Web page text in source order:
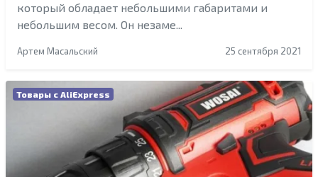
который обладает небольшими габаритами и
небольшим весом. Он незаме...
Артем Масальский 25 сентября 2021
Товары с AliExpress